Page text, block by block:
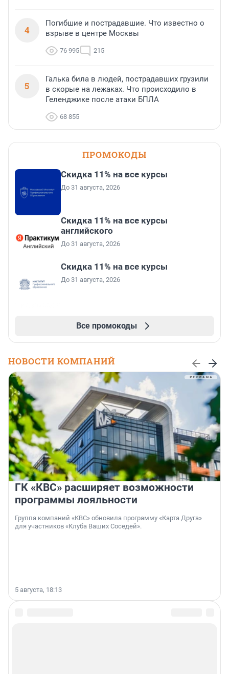
4
Погибшие и пострадавшие. Что известно о
взрыве в центре Москвы
76 995 215
5
Галька била в людей, пострадавших грузили
в скорые на лежаках. Что происходило в
Геленджике после атаки БПЛА
68 855
ПРОМОКОДЫ
Скидка 11% на все курсы
До 31 августа, 2026
Скидка 11% на все курсы
английского
До 31 августа, 2026
Скидка 11% на все курсы
До 31 августа, 2026
Все промокоды
НОВОСТИ КОМПАНИЙ
ГК «КВС» расширяет возможности
программы лояльности
Группа компаний «КВС» обновила программу «Карта Друга»
для участников «Клуба Ваших Соседей».
5 августа, 18:13